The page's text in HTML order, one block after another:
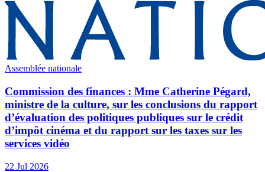
Assemblée nationale
Commission des finances : Mme Catherine Pégard,
ministre de la culture, sur les conclusions du rapport
d’évaluation des politiques publiques sur le crédit
d’impôt cinéma et du rapport sur les taxes sur les
services vidéo
22 Jul 2026